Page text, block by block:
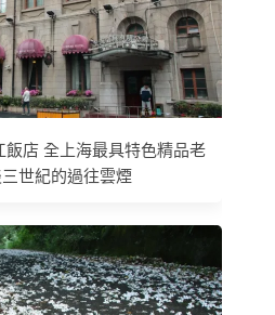
飯店 全上海最具特色精品老
世紀的過往雲煙